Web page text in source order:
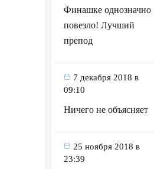
Финашке однозначно
повезло! Лучший
препод
7 декабря 2018 в
09:10
Ничего не объясняет
25 ноября 2018 в
23:39